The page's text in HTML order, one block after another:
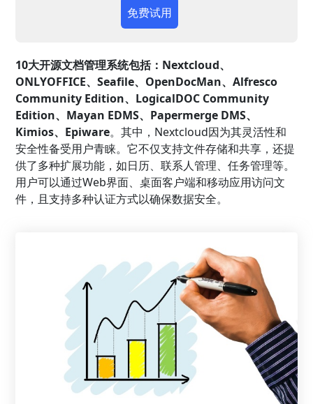
免费试用
10大开源文档管理系统包括：Nextcloud、
ONLYOFFICE、Seafile、OpenDocMan、Alfresco
Community Edition、LogicalDOC Community
Edition、Mayan EDMS、Papermerge DMS、
Kimios、Epiware。其中，Nextcloud因为其灵活性和
安全性备受用户青睐。它不仅支持文件存储和共享，还提
供了多种扩展功能，如日历、联系人管理、任务管理等。
用户可以通过Web界面、桌面客户端和移动应用访问文
件，且支持多种认证方式以确保数据安全。